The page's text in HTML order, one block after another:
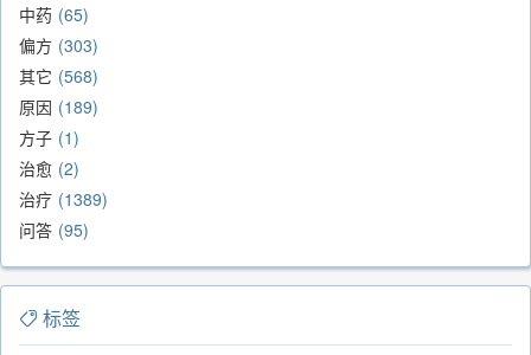
中药 65
偏方 303
其它 568
原因 189
方子 1
治愈 2
治疗 1389
问答 95
标签